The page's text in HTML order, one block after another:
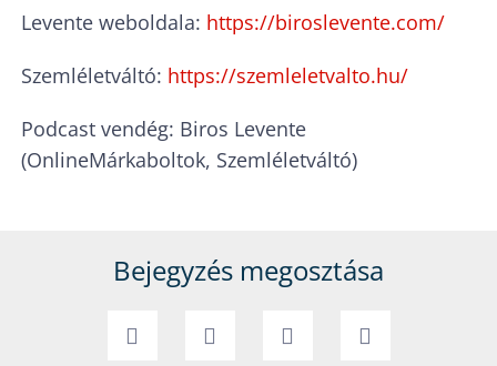
Levente weboldala: https://biroslevente.com/
Szemléletváltó: https://szemleletvalto.hu/
Podcast vendég: Biros Levente
(OnlineMárkaboltok, Szemléletváltó)
Bejegyzés megosztása